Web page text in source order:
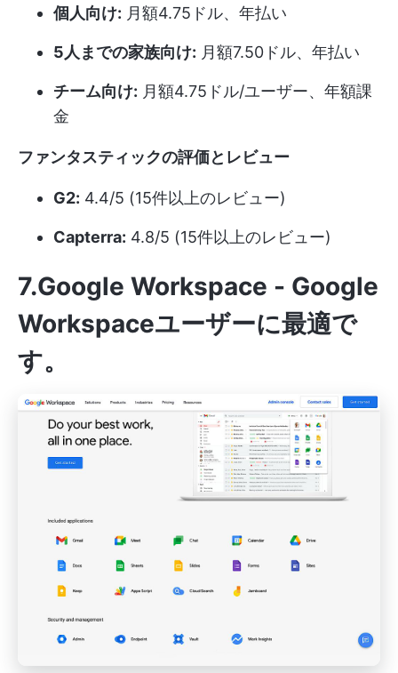
個人向け: 月額4.75ドル、年払い
5人までの家族向け: 月額7.50ドル、年払い
チーム向け: 月額4.75ドル/ユーザー、年額課
金
ファンタスティックの評価とレビュー
G2: 4.4/5 (15件以上のレビュー)
Capterra: 4.8/5 (15件以上のレビュー)
7.Google Workspace - Google
Workspaceユーザーに最適で
す。